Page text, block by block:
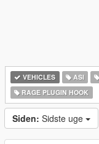
VEHICLES ASI
RAGE PLUGIN HOOK
Siden: Sidste uge